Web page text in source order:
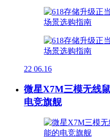
22 06.16
微星X7M三模无线
电竞旗舰